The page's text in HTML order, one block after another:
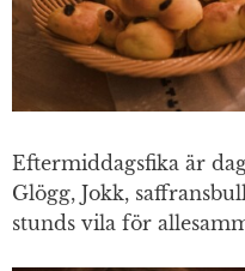
Eftermiddagsfika är
Glögg, Jokk,
stunds vila för